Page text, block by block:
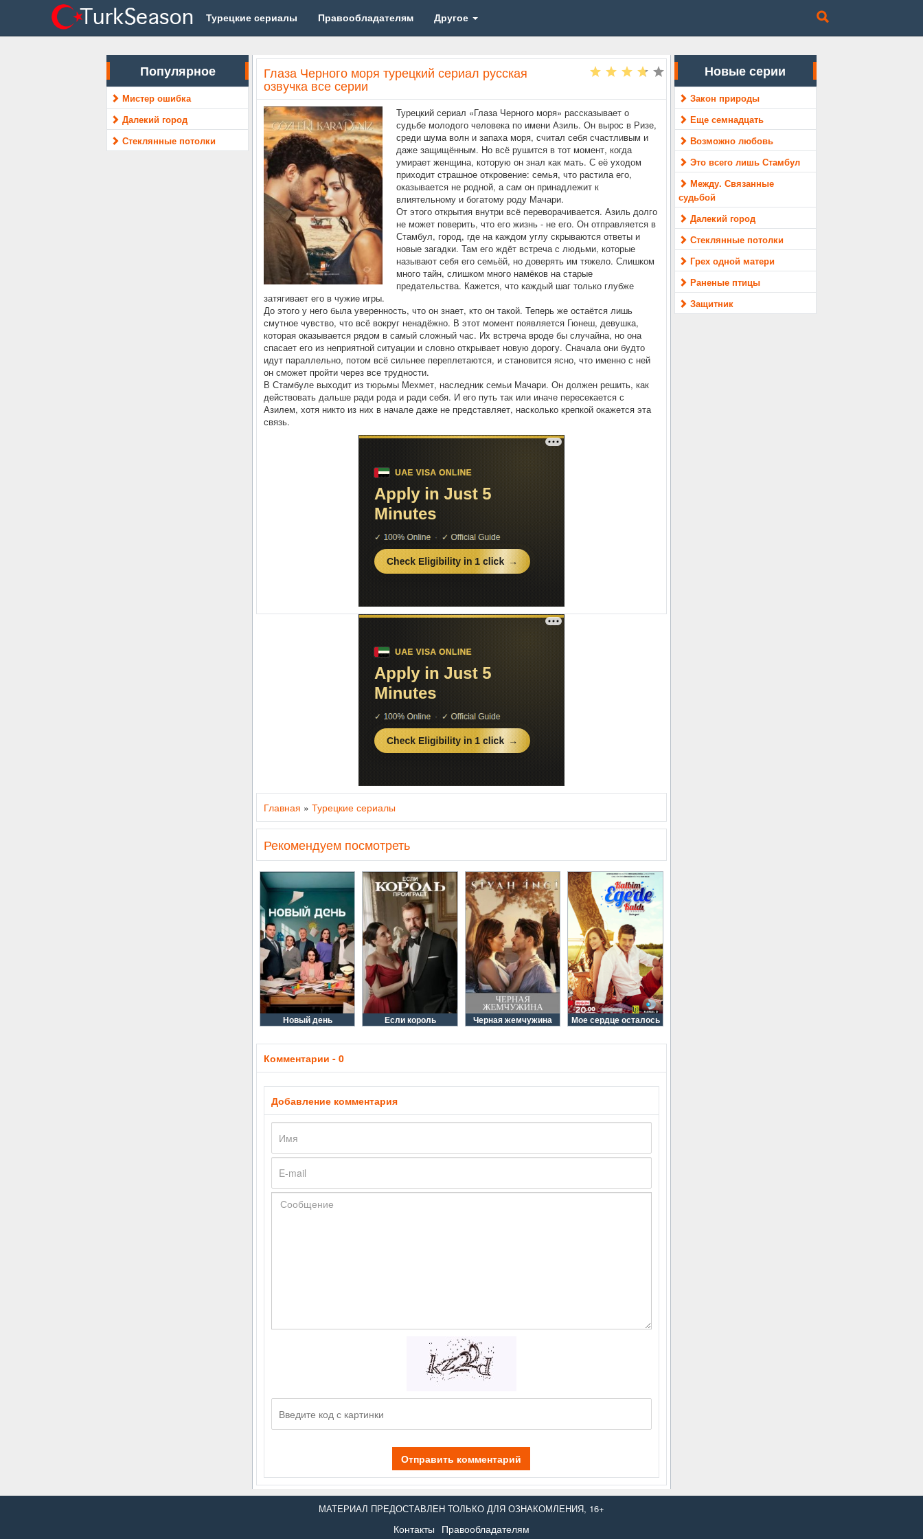
Турецкие сериалы Правообладателям Другое
Популярное
Мистер ошибка
Далекий город
Стеклянные потолки
Глаза Черного моря турецкий сериал русская
озвучка все серии
Турецкий сериал «Глаза Черного моря» рассказывает о
судьбе молодого человека по имени Азиль. Он вырос в Ризе,
среди шума волн и запаха моря, считал себя счастливым и
даже защищённым. Но всё рушится в тот момент, когда
умирает женщина, которую он знал как мать. С её уходом
приходит страшное откровение: семья, что растила его,
оказывается не родной, а сам он принадлежит к
влиятельному и богатому роду Мачари.
От этого открытия внутри всё переворачивается. Азиль долго
не может поверить, что его жизнь - не его. Он отправляется в
Стамбул, город, где на каждом углу скрываются ответы и
новые загадки. Там его ждёт встреча с людьми, которые
называют себя его семьёй, но доверять им тяжело. Слишком
много тайн, слишком много намёков на старые
предательства. Кажется, что каждый шаг только глубже
затягивает его в чужие игры.
До этого у него была уверенность, что он знает, кто он такой. Теперь же остаётся лишь
смутное чувство, что всё вокруг ненадёжно. В этот момент появляется Гюнеш, девушка,
которая оказывается рядом в самый сложный час. Их встреча вроде бы случайна, но она
спасает его из неприятной ситуации и словно открывает новую дорогу. Сначала они будто
идут параллельно, потом всё сильнее переплетаются, и становится ясно, что именно с ней
он сможет пройти через все трудности.
В Стамбуле выходит из тюрьмы Мехмет, наследник семьи Мачари. Он должен решить, как
действовать дальше ради рода и ради себя. И его путь так или иначе пересекается с
Азилем, хотя никто из них в начале даже не представляет, насколько крепкой окажется эта
связь.
Главная » Турецкие сериалы
Рекомендуем посмотреть
Новый день Если король Черная жемчужина Мое сердце осталось
Комментарии - 0
Добавление комментария
Отправить комментарий
Новые серии
Закон природы
Еще семнадцать
Возможно любовь
Это всего лишь Стамбул
Между. Связанные
судьбой
Далекий город
Стеклянные потолки
Грех одной матери
Раненые птицы
Защитник
МАТЕРИАЛ ПРЕДОСТАВЛЕН ТОЛЬКО ДЛЯ ОЗНАКОМЛЕНИЯ, 16+
Контакты Правообладателям